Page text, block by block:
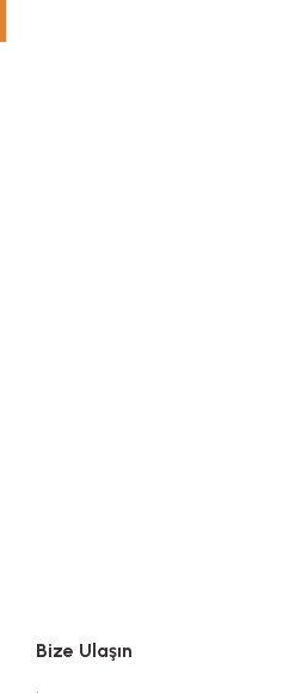
Bize Ulaşın